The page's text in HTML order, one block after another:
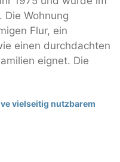
Wohnung
Flur, ein
einen durchdachten
eignet. Die
vielseitig nutzbarem